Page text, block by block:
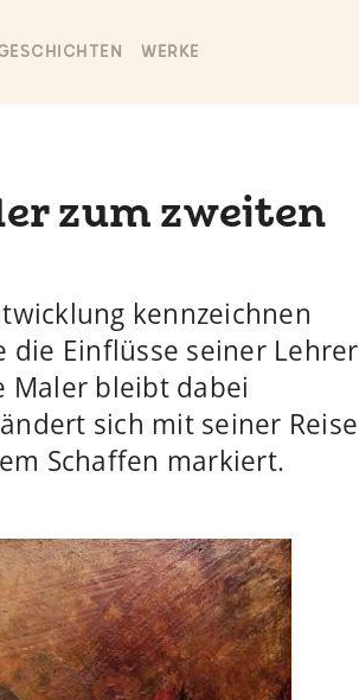
WERKE
zum zweiten
kennzeichnen
Einflüsse seiner Lehrer
Maler bleibt dabei
sich mit seiner Reise
Schaffen markiert.